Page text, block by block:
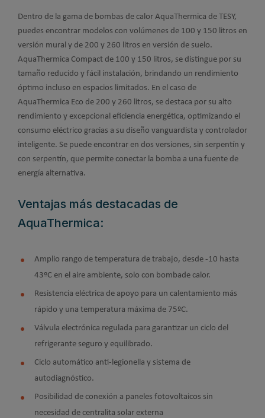
Dentro de la gama de bombas de calor AquaThermica de TESY,
puedes encontrar modelos con volúmenes de 100 y 150 litros en
versión mural y de 200 y 260 litros en versión de suelo.
AquaThermica Compact de 100 y 150 litros, se distingue por su
tamaño reducido y fácil instalación, brindando un rendimiento
óptimo incluso en espacios limitados. En el caso de
AquaThermica Eco de 200 y 260 litros, se destaca por su alto
rendimiento y excepcional eficiencia energética, optimizando el
consumo eléctrico gracias a su diseño vanguardista y controlador
inteligente. Se puede encontrar en dos versiones, sin serpentín y
con serpentín, que permite conectar la bomba a una fuente de
energía alternativa.
Ventajas más destacadas de
AquaThermica:
Amplio rango de temperatura de trabajo, desde -10 hasta
43ºC en el aire ambiente, solo con bombade calor.
Resistencia eléctrica de apoyo para un calentamiento más
rápido y una temperatura máxima de 75ºC.
Válvula electrónica regulada para garantizar un ciclo del
refrigerante seguro y equilibrado.
Ciclo automático anti-legionella y sistema de
autodiagnóstico.
Posibilidad de conexión a paneles fotovoltaicos sin
necesidad de centralita solar externa